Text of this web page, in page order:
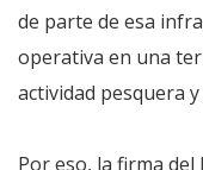
de parte de esa
operativa en una
actividad pesquera
Por eso, la firma